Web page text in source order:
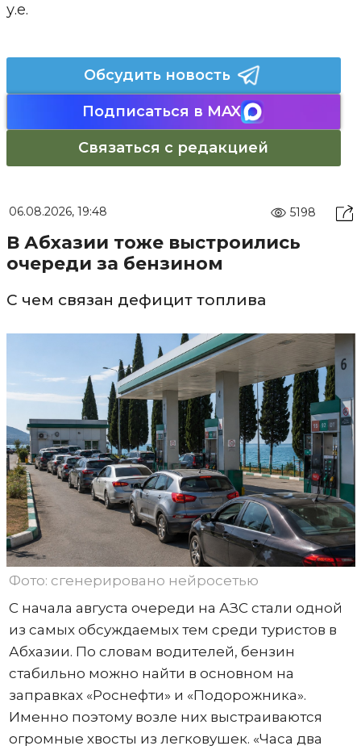
у.е.
Обсудить новость
Подписаться в MAX
Связаться с редакцией
06.08.2026, 19:48 5198
В Абхазии тоже выстроились
очереди за бензином
С чем связан дефицит топлива
Фото: сгенерировано нейросетью
С начала августа очереди на АЗС стали одной
из самых обсуждаемых тем среди туристов в
Абхазии. По словам водителей, бензин
стабильно можно найти в основном на
заправках «Роснефти» и «Подорожника».
Именно поэтому возле них выстраиваются
огромные хвосты из легковушек. «Часа два